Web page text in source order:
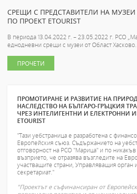
СРЕЩИ С ПРЕДСТАВИТЕЛИ НА
ПО ПРОЕКТ ETOURIST
В периода 13.04.2022 г. – 23.05.2022 г. РСО
еднодневни срещи с музеи от Област Хасково.
ПРОЧЕТИ
ПРОМОТИРАНЕ И РАЗВИТИЕ НА
НАСЛЕДСТВО НА БЪЛГАРО-ГРЪЦКИЯ
ЧРЕЗ ИНТЕЛИГЕНТНИ И ЕЛЕКТРОННИ
ETOURIST
"Тази уебстраница е разработена с
Европейския съюз. Съдържанието на
отговорност на РСО "Марица" и по
възприето, че отразява възгледите на
участващите страни, Управляващия орган
секретариат."
"Проектът е съфинансиран от